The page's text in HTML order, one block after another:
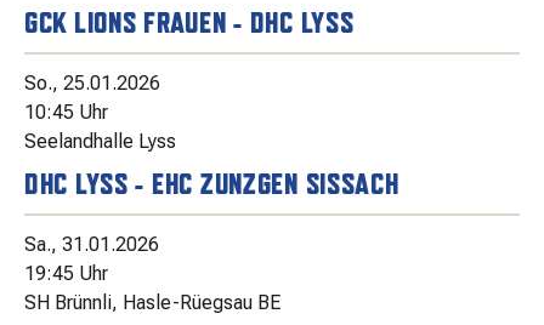
GCK LIONS FRAUEN - DHC LYSS
So., 25.01.2026
10:45 Uhr
Seelandhalle Lyss
DHC LYSS - EHC ZUNZGEN SISSACH
Sa., 31.01.2026
19:45 Uhr
SH Brünnli, Hasle-Rüegsau BE